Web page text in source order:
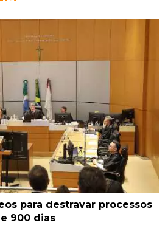
para destravar processos
900 dias